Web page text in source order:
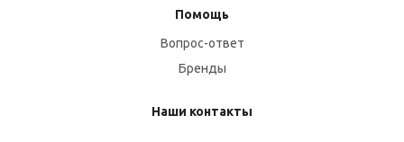
Помощь
Вопрос-ответ
Бренды
Наши контакты